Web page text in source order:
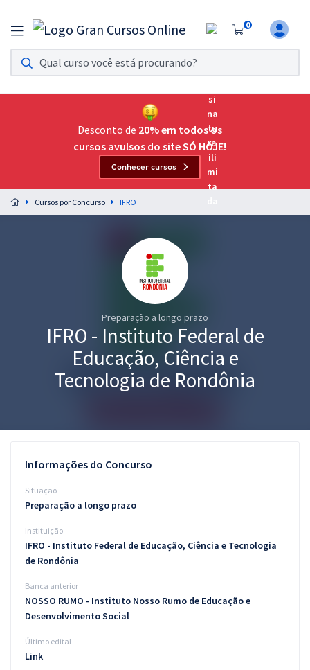
0
Assinatura Ilimitada 11
Acesso a todos os cursos. Teste grátis por 7 dias!
Assinatura OAB Até Passar
Acesso ilimitado a toda preparação para o Exame da
Preparação completa e intensiva para as principais
residências em saúde do Brasil
Blog
Aprovados
Desconto de 20% em todos os
cursos avulsos do site SÓ HOJE!
Conhecer cursos
Cursos por Concurso IFRO
Preparação a longo prazo
IFRO - Instituto Federal de
Educação, Ciência e
Tecnologia de Rondônia
Informações do Concurso
Situação
Preparação a longo prazo
Instituição
IFRO - Instituto Federal de Educação, Ciência e Tecnologia
de Rondônia
Banca anterior
NOSSO RUMO - Instituto Nosso Rumo de Educação e
Desenvolvimento Social
Último edital
Link